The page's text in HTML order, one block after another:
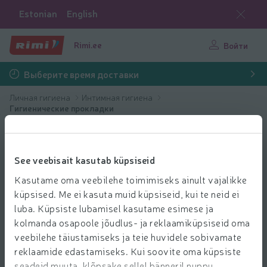
See veebisait kasutab küpsiseid
Kasutame oma veebilehe toimimiseks ainult vajalikke
küpsised. Me ei kasuta muid küpsiseid, kui te neid ei
luba. Küpsiste lubamisel kasutame esimese ja
kolmanda osapoole jõudlus- ja reklaamiküpsiseid oma
veebilehe täiustamiseks ja teie huvidele sobivamate
reklaamide edastamiseks. Kui soovite oma küpsiste
Estonian English
Rimi.ee Войти
Выберите время доставки
Личная гигиена
Интимная гигиена
Гигиенические прокладки